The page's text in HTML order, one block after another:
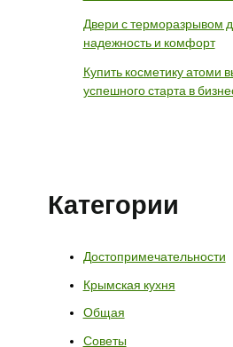
Двери с терморазрывом
надежность и комфорт
Купить косметику атоми
успешного старта в
Категории
Достопримечательности
Крымская кухня
Общая
Советы